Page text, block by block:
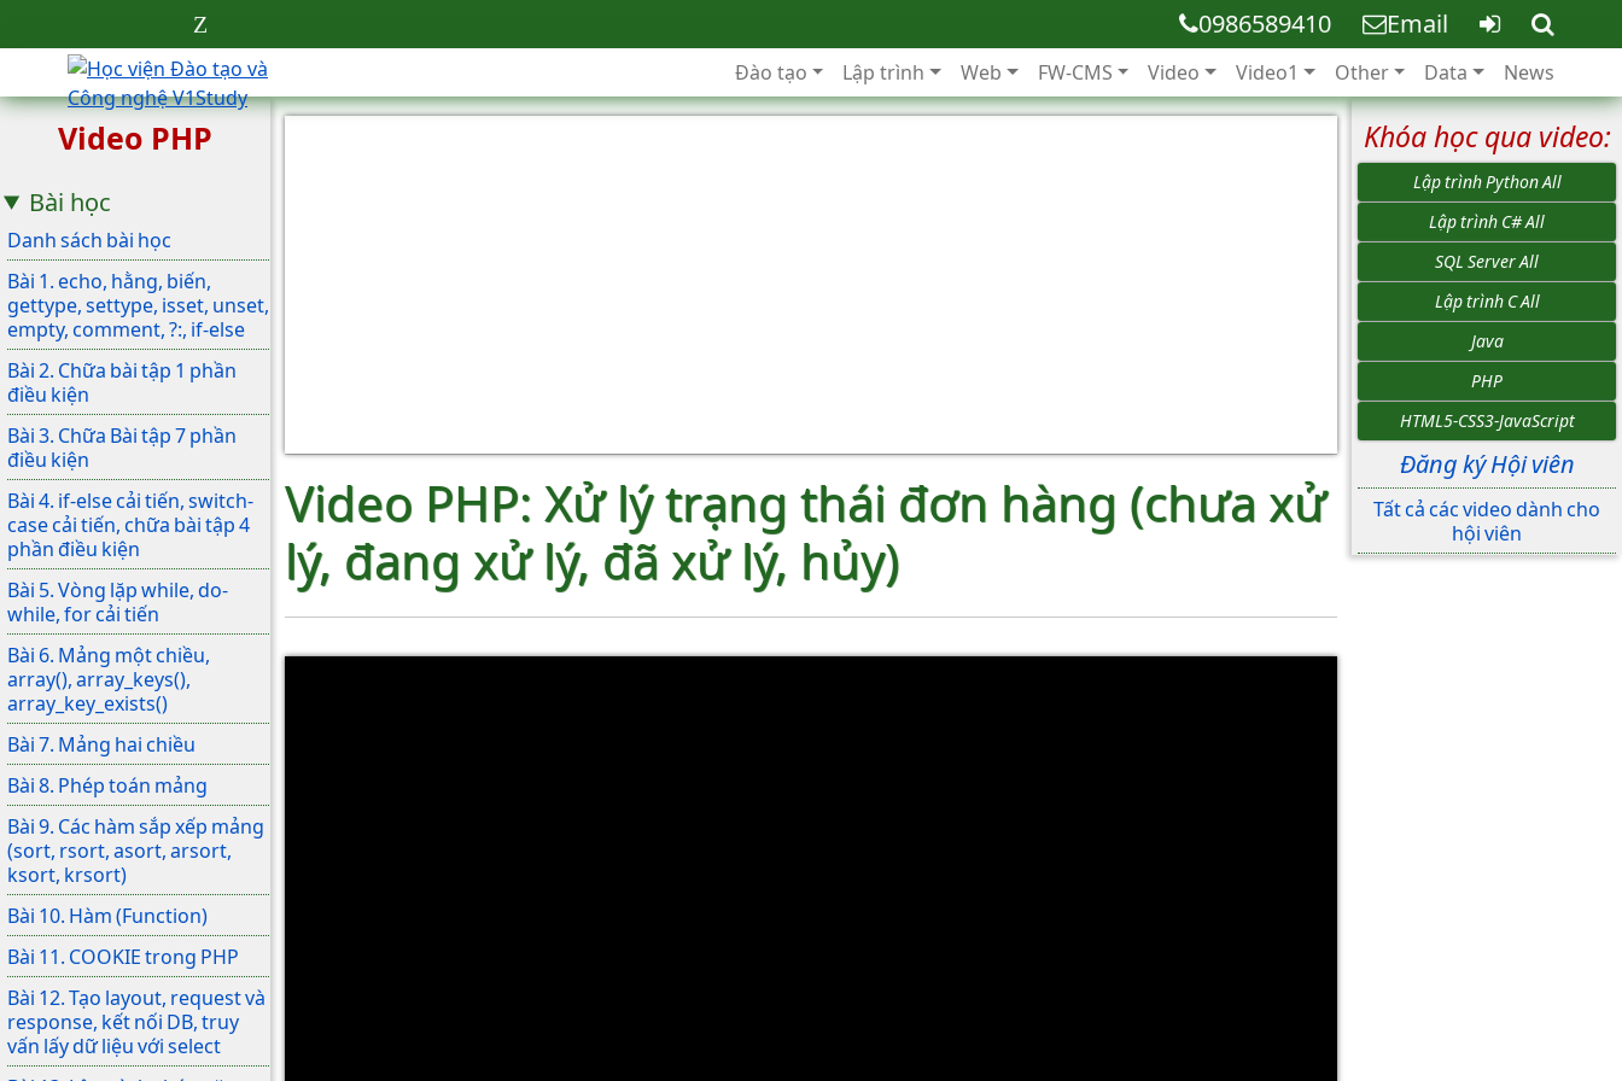
0986589410 Email
Đào tạo Lập trình Web FW-CMS Video Video1 Other Data News
Video PHP
Bài học
Danh sách bài học
Bài 1. echo, hằng, biến,
gettype, settype, isset, unset,
empty, comment, ?:, if-else
Bài 2. Chữa bài tập 1 phần
điều kiện
Bài 3. Chữa Bài tập 7 phần
điều kiện
Bài 4. if-else cải tiến, switch-
case cải tiến, chữa bài tập 4
phần điều kiện
Bài 5. Vòng lặp while, do-
while, for cải tiến
Bài 6. Mảng một chiều,
array(), array_keys(),
array_key_exists()
Bài 7. Mảng hai chiều
Bài 8. Phép toán mảng
Bài 9. Các hàm sắp xếp mảng
(sort, rsort, asort, arsort,
ksort, krsort)
Bài 10. Hàm (Function)
Bài 11. COOKIE trong PHP
Bài 12. Tạo layout, request và
response, kết nối DB, truy
vấn lấy dữ liệu với select
Video PHP: Xử lý trạng thái đơn hàng (chưa xử
lý, đang xử lý, đã xử lý, hủy)
Khóa học qua video:
Lập trình Python All
Lập trình C# All
SQL Server All
Lập trình C All
Java
PHP
HTML5-CSS3-JavaScript
Đăng ký Hội viên
Tất cả các video dành cho
hội viên